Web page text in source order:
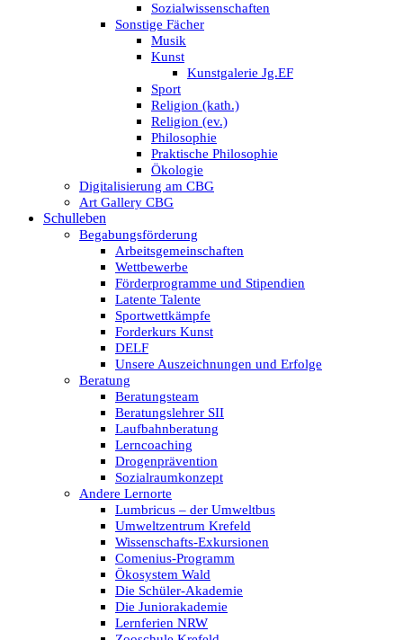
Sozialwissenschaften
Sonstige Fächer
Musik
Kunst
Kunstgalerie Jg.EF
Sport
Religion (kath.)
Religion (ev.)
Philosophie
Praktische Philosophie
Ökologie
Digitalisierung am CBG
Art Gallery CBG
Schulleben
Begabungsförderung
Arbeitsgemeinschaften
Wettbewerbe
Förderprogramme und Stipendien
Latente Talente
Sportwettkämpfe
Forderkurs Kunst
DELF
Unsere Auszeichnungen und Erfolge
Beratung
Beratungsteam
Beratungslehrer SII
Laufbahnberatung
Lerncoaching
Drogenprävention
Sozialraumkonzept
Andere Lernorte
Lumbricus – der Umweltbus
Umweltzentrum Krefeld
Wissenschafts-Exkursionen
Comenius-Programm
Ökosystem Wald
Die Schüler-Akademie
Die Juniorakademie
Lernferien NRW